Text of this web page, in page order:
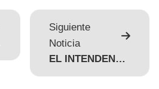
Siguiente
Noticia
EL INTENDENTE BALTASAR LARA GROS RECORRIÓ LA OBRA DE NUEVOS JUEGOS EN PLAZA SAN MARTÍN